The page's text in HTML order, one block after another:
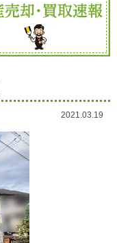
2021.03.19